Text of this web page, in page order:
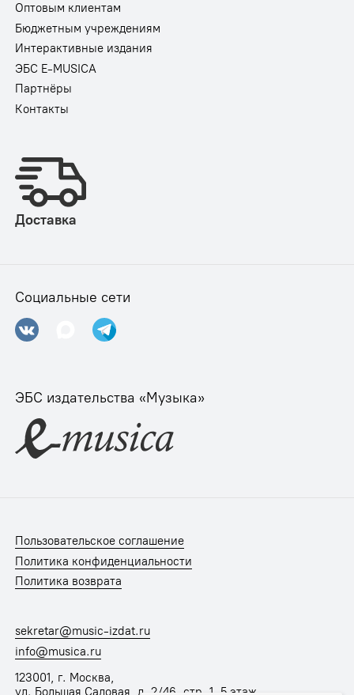
Оптовым клиентам
Бюджетным учреждениям
Интерактивные издания
ЭБС E-MUSICA
Партнёры
Контакты
Доставка
Социальные сети
ЭБС издательства «Музыка»
Пользовательское соглашение
Политика конфиденциальности
Политика возврата
sekretar@music-izdat.ru
info@musica.ru
123001, г. Москва,
ул. Большая Садовая, д. 2/46, стр. 1, 5 этаж